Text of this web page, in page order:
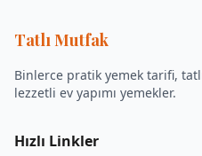
Tatlı Mutfak
Binlerce pratik yemek tarifi,
lezzetli ev yapımı yemekler.
Hızlı Linkler